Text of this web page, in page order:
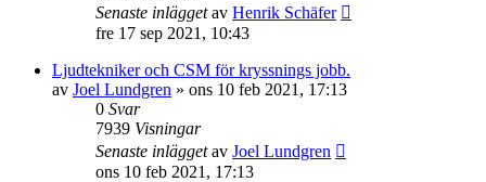
Senaste inläggetav Henrik Schäfer
fre 17 sep 2021, 10:43
Ljudtekniker och CSM för kryssnings jobb.
av Joel Lundgren » ons 10 feb 2021, 17:13
0 Svar
7939 Visningar
Senaste inläggetav Joel Lundgren
ons 10 feb 2021, 17:13